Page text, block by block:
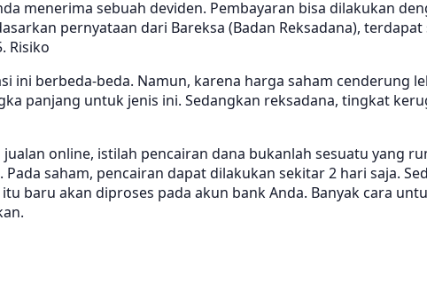
menerima sebuah deviden. Pembayaran bisa dilakukan
pernyataan dari Bareksa (Badan Reksadana),
Risiko
ini berbeda-beda. Namun, karena harga saham
panjang untuk jenis ini. Sedangkan reksadana, tingkat
online, istilah pencairan dana bukanlah sesuatu yang
saham, pencairan dapat dilakukan sekitar 2 hari saja.
baru akan diproses pada akun bank Anda. Banyak cara